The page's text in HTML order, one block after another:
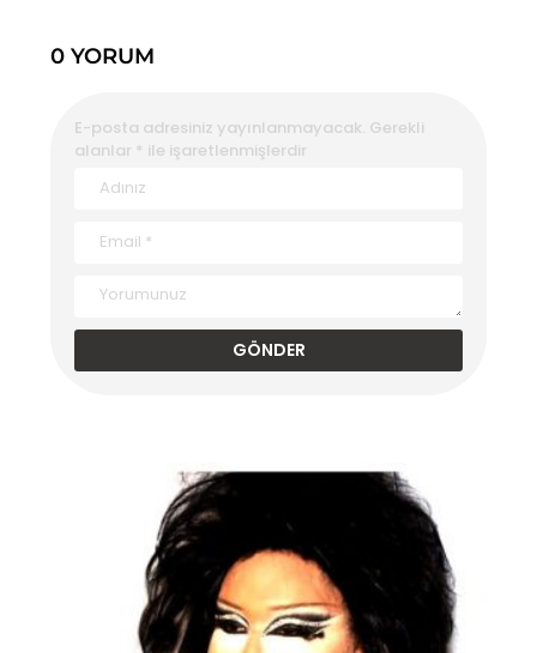
0 YORUM
E-posta adresiniz yayınlanmayacak. Gerekli
alanlar * ile işaretlenmişlerdir